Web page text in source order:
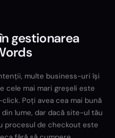
gestionarea
multe business-uri își
cele mai mari greșeli este
Poți avea cea mai bună
lume, dar dacă site-ul tău
procesul de checkout este